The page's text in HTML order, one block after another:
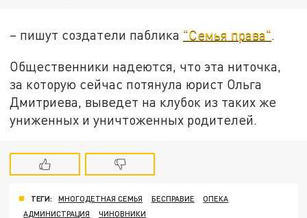
– пишут создатели паблика "Семья права".
Общественники надеются, что эта ниточка,
за которую сейчас потянула юрист Ольга
Дмитриева, выведет на клубок из таких же
униженных и уничтоженных родителей.
ТЕГИ: МНОГОДЕТНАЯ СЕМЬЯ БЕСПРАВИЕ
ОПЕКА
АДМИНИСТРАЦИЯ
ЧИНОВНИКИ